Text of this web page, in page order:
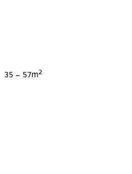
35 - 57m2